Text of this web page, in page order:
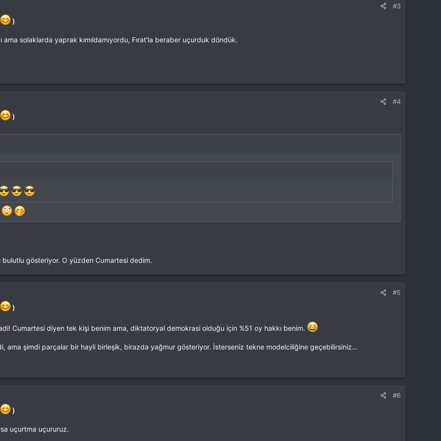
#3
)
solaklarda yaprak kımıldamıyordu, Fırat'la beraber uçurduk döndük.
#4
)
bulutlu gösteriyor. O yüzden Cumartesi dedim.
#5
)
Cumartesi diyen tek kişi benim ama, diktatoryal demokrasi olduğu için %51 oy hakkı benim.
ama şimdi parçalar bir hayli birleşik, birazda yağmur gösteriyor. İsterseniz tekne modelciliğine geçebilirsiniz...
#6
)
uçurtma uçururuz.